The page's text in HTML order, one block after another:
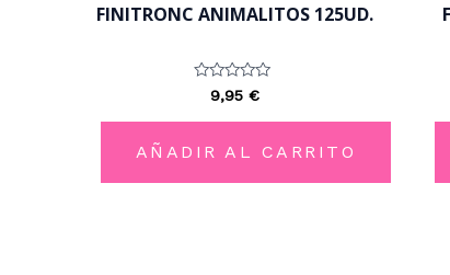
FINITRONC ANIMALITOS 125UD.
Valorado
con
0
5
9,95 €
AÑADIR AL CARRITO